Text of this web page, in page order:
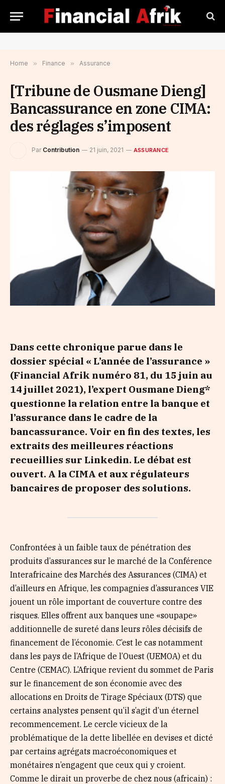
Home » Finance » Assurance
[Tribune de Ousmane Dieng]
Bancassurance en zone CIMA:
des réglages s’imposent
Par Contribution 21 juin, 2021 ASSURANCE
Dans cette chronique parue dans le
dossier spécial « L’année de l’assurance »
(Financial Afrik numéro 81, du 15 juin au
14 juillet 2021), l’expert Ousmane Dieng*
questionne la relation entre la banque et
l’assurance dans le cadre de la
bancassurance. Voir en fin des textes, les
extraits des meilleures réactions
recueillies sur Linkedin. Le débat est
ouvert. A la CIMA et aux régulateurs
bancaires de proposer des solutions.
Confrontées à un faible taux de pénétration des
produits d’assurances sur le marché de la Conférence
Interafricaine des Marchés des Assurances (CIMA) et
d’ailleurs en Afrique, les compagnies d’assurances VIE
jouent un rôle important de couverture contre des
risques. Elles offrent aux banques une «soupape»
additionnelle de sureté dans leurs rôles décisifs de
financement de l’économie. C’est le cas notamment
dans les pays de l’Afrique de l’Ouest (UEMOA) et du
Centre (CEMAC). L’Afrique revient du sommet de Paris
sur le financement de son économie avec des
allocations en Droits de Tirage Spéciaux (DTS) que
certains analystes pensent qu’il s’agit d’un éternel
recommencement. Le cercle vicieux de la
problématique de la dette libellée en devises et dicté
par certains agrégats macroéconomiques et
monétaires n’engagent que ceux qui y croient.
Comme le dirait un proverbe de chez nous (africain) :